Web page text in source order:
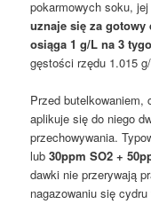
pokarmowych soku,
uznaje się za
osiąga 1 g/L na 3
gęstości rzędu 1.015
Przed butelkowaniem,
aplikuje się do niego
przechowywania.
lub30ppm SO2 +
dawki nie przerywają
nagazowaniu się